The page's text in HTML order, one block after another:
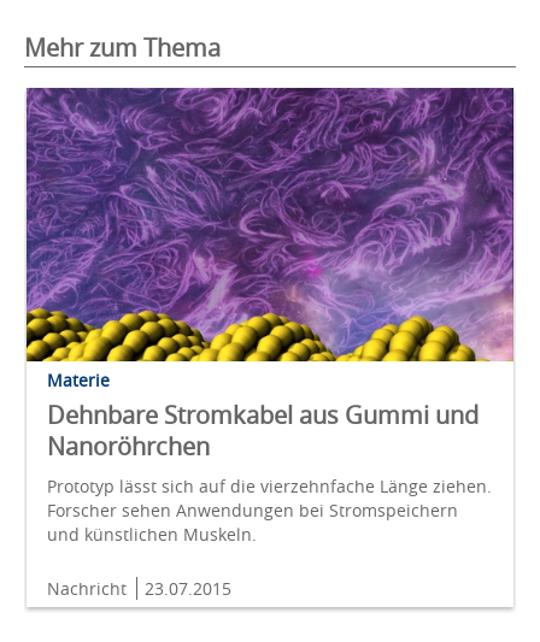
Mehr zum Thema
Materie
Dehnbare Stromkabel aus Gummi und
Nanoröhrchen
Prototyp lässt sich auf die vierzehnfache Länge ziehen.
Forscher sehen Anwendungen bei Stromspeichern
und künstlichen Muskeln.
Nachricht 23.07.2015